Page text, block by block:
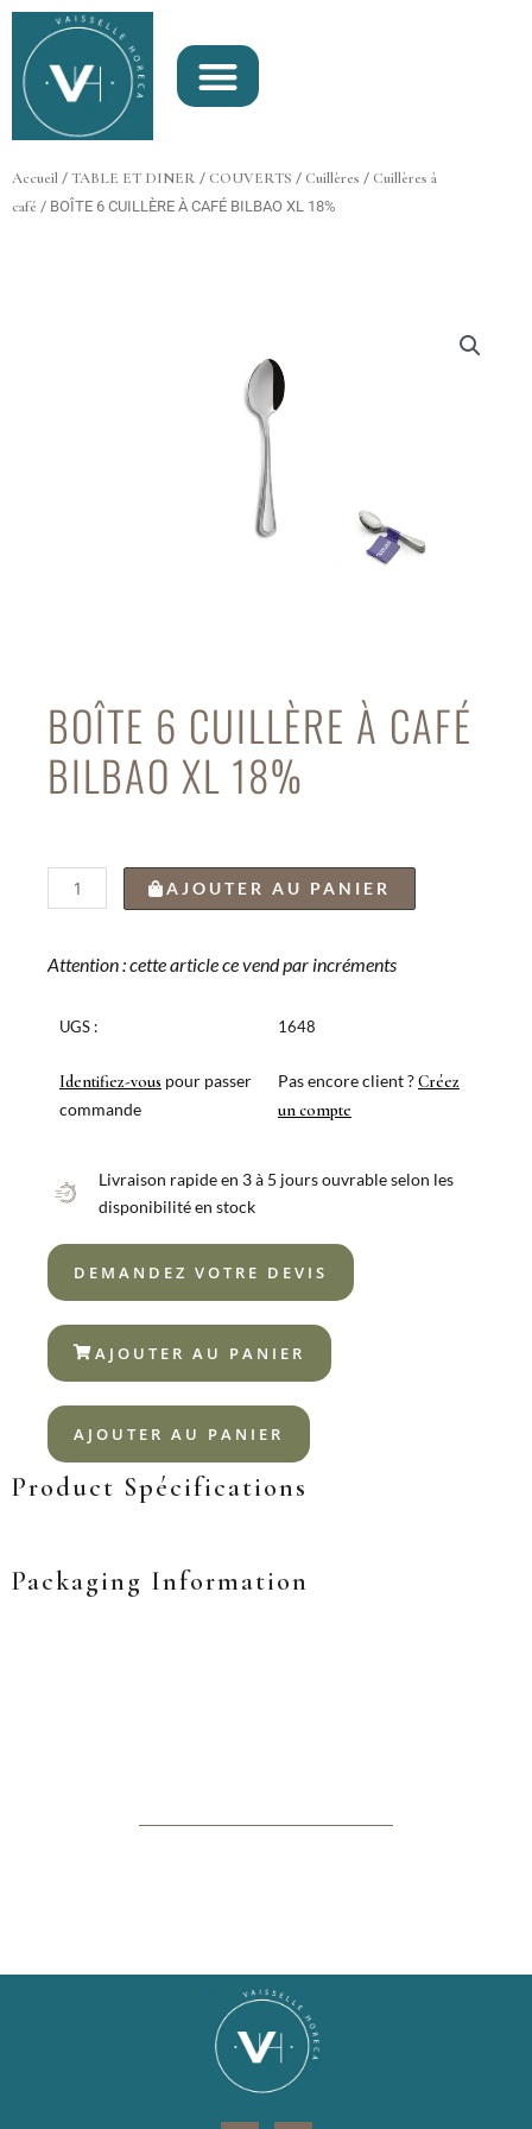
Aller
contenu
Accueil / TABLE ET DINER / COUVERTS / Cuillères / Cuillères à
café / BOÎTE 6 CUILLÈRE À CAFÉ BILBAO XL 18%
BOÎTE 6 CUILLÈRE À CAFÉ
BILBAO XL 18%
quantité
de
6
BILBAO
AJOUTER AU PANIER
Attention : cette article ce vend par incréments
UGS :
Identifiez-vous pour passer
commande
1648
Pas encore client ?Créez
un compte
Livraison rapide en 3 à 5 jours ouvrable selon les
disponibilité en stock
DEMANDEZ VOTRE DEVIS
AJOUTER AU PANIER
AJOUTER AU PANIER
Product Spécifications
Packaging Information